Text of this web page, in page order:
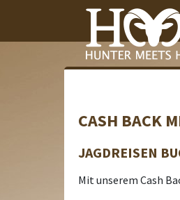
CASH BACK
JAGDREISEN
Mit unserem Cash